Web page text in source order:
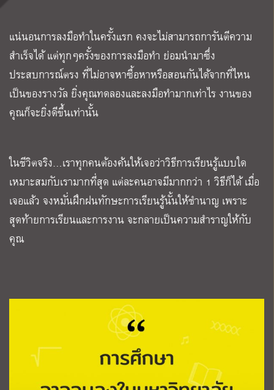
แน่นอนการลงมือทำในครั้งแรก คงจะไม่สามารถการันตีความ
สำเร็จได้ แต่ทุกๆครั้งของการลงมือทำ ย่อมนำมาซึ่ง
ประสบการณ์ตรง ที่ไม่อาจหาซื้อหาหรือสอนกันได้จากที่ไหน
เป็นของรางวัล ยิ่งคุณทดลองและลงมือทำมากเท่าไร งานของ
คุณก็จะยิ่งดีขึ้นเท่านั้น
ในชีวิตจริง…เราทุกคนต้องค้นให้เจอว่าวิธีการเรียนรู้แบบใด
เหมาะสมกับเรามากที่สุด แต่ละคนอาจมีมากกว่า 1 วิธีก็ได้ เมื่อ
เจอแล้ว จงหมั่นฝึกฝนทักษะการเรียนรู้นั้นให้ชำนาญ เพราะ
สุดท้ายการเรียนและการงาน จะกลายเป็นความสำราญให้กับ
คุณ